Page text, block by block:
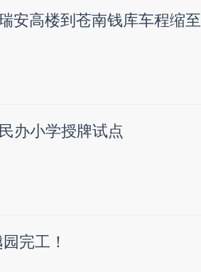
安高楼到苍南钱库车程缩至
办小学授牌试点
完工！